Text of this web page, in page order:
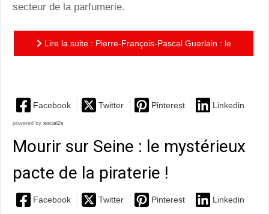
secteur de la parfumerie.
Lire la suite : Pierre-François-Pascal Guerlain : le
Facebook Twitter Pinterest Linkedin
powered by social2s
Mourir sur Seine : le mystérieux
pacte de la piraterie !
Facebook Twitter Pinterest Linkedin